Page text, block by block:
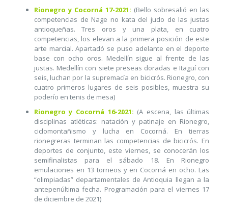
Rionegro y Cocorná 17-2021: (Bello sobresalió en las
competencias de Nage no kata del judo de las justas
antioqueñas. Tres oros y una plata, en cuatro
competencias, los elevan a la primera posición de este
arte marcial. Apartadó se puso adelante en el deporte
base con ocho oros. Medellín sigue al frente de las
justas. Medellín con siete preseas doradas e Itagüí con
seis, luchan por la supremacía en bicicrós. Rionegro, con
cuatro primeros lugares de seis posibles, muestra su
poderío en tenis de mesa)
Rionegro y Cocorná 16-2021: (A escena, las últimas
disciplinas atléticas: natación y patinaje en Rionegro,
ciclomontañismo y lucha en Cocorná. En tierras
rionegreras terminan las competencias de bicicrós. En
deportes de conjunto, este viernes, se conocerán los
semifinalistas para el sábado 18. En Rionegro
emulaciones en 13 torneos y en Cocorná en ocho. Las
“olimpiadas” departamentales de Antioquia llegan a la
antepenúltima fecha. Programación para el viernes 17
de diciembre de 2021)